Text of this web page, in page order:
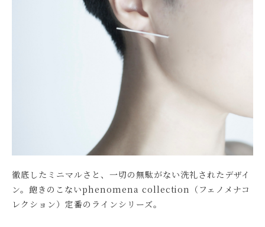
徹底したミニマルさと、一切の無駄がない洗礼されたデザイ
ン。飽きのこないphenomena collection（フェノメナコ
レクション）定番のラインシリーズ。